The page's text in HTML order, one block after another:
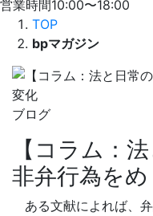
TOP
bpマガジン
ブログ
【コラム：
非弁行為を
ある文献によれば、